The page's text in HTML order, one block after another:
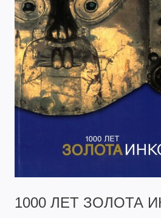
1000 ЛЕТ ЗОЛОТА